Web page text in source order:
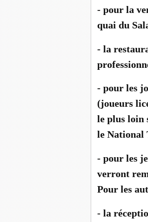
- pour la
quai du
- la
- pour les
(joueurs
le plus loin
le National
- pour les
verront
Pour les
- la